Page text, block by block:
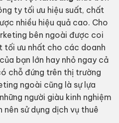
ty tối ưu hiệu suất, chất
nhiều hiệu quả cao. Cho
bên ngoài được coi
tối ưu nhất cho các doanh
bạn lớn hay nhỏ ngay cả
chỗ đứng trên thị trường
ngoài cũng là sự lựa
người giàu kinh nghiệm
sử dụng dịch vụ thuê